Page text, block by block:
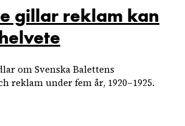
gillar reklam kan
om Svenska Balettens
reklam under fem år, 1920–1925.